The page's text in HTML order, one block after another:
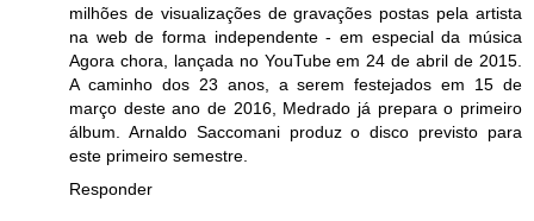
milhões de visualizações de gravações postas pela artista
na web de forma independente - em especial da música
Agora chora, lançada no YouTube em 24 de abril de 2015.
A caminho dos 23 anos, a serem festejados em 15 de
março deste ano de 2016, Medrado já prepara o primeiro
álbum. Arnaldo Saccomani produz o disco previsto para
este primeiro semestre.
Responder